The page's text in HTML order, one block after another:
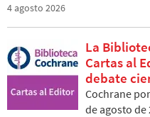
4 agosto 2026
La
Cartas al
debate
Cochrane
de agosto de